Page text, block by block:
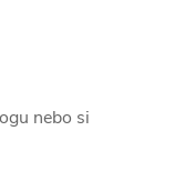
nebo si